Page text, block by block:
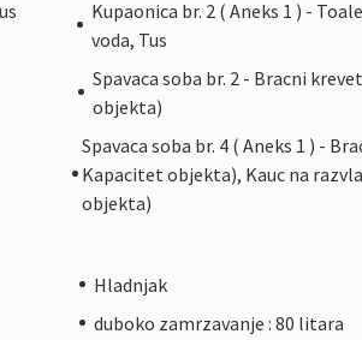
Kupaonica br. 2 ( Aneks 1 ) -
voda, Tus
Spavaca soba br. 2 - Bracni
objekta)
Spavaca soba br. 4 ( Aneks 1 ) -
Kapacitet objekta), Kauc na
objekta)
Hladnjak
duboko zamrzavanje : 80 litara